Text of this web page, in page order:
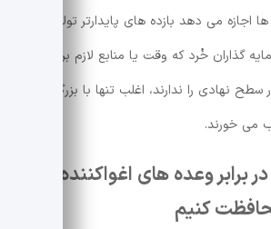
اجازه می دهد بازده های پایدارتر تولید
گذاران خُرد که وقت یا منابع لازم برای
نهادی را ندارند، اغلب تنها با بزرگ
برابر وعده های اغواکننده
کنیم